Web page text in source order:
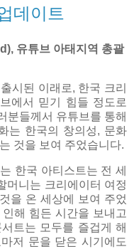
데이트
유튜브 아태지역 총괄
시된 이래로, 한국 크리
에서 믿기 힘들 정도로
분들께서 유튜브를 통해
는 한국의 창의성, 문화
것을 보여 주었습니다.
한국 아티스트는 전 세
머니는 크리에이터 여정
을 온 세상에 보여 주었
해 힘든 시간을 보내고
트는 모두를 즐겁게 해
저 문을 닫은 시기에도